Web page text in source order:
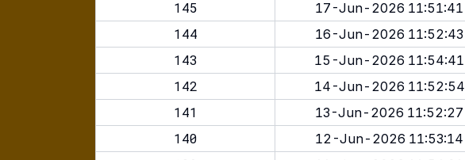
145
17-Jun-2026 11:51:41
144
16-Jun-2026 11:52:43
143
15-Jun-2026 11:54:41
142
14-Jun-2026 11:52:54
141
13-Jun-2026 11:52:27
140
12-Jun-2026 11:53:14